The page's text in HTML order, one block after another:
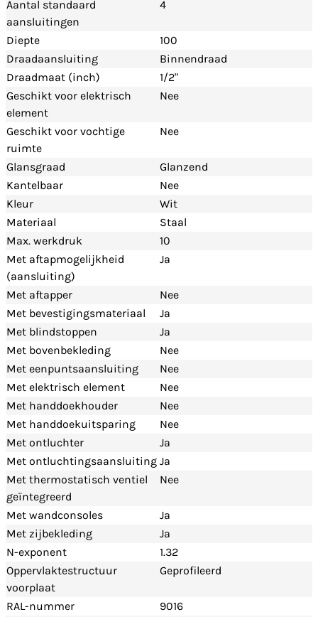
Aantal standaard
aansluitingen
4
Diepte
100
Draadaansluiting
Binnendraad
Draadmaat (inch)
1/2"
Geschikt voor elektrisch
element
Nee
Geschikt voor vochtige
ruimte
Nee
Glansgraad
Glanzend
Kantelbaar
Nee
Kleur
Wit
Materiaal
Staal
Max. werkdruk
10
Met aftapmogelijkheid
(aansluiting)
Ja
Met aftapper
Nee
Met bevestigingsmateriaal
Ja
Met blindstoppen
Ja
Met bovenbekleding
Nee
Met eenpuntsaansluiting
Nee
Met elektrisch element
Nee
Met handdoekhouder
Nee
Met handdoekuitsparing
Nee
Met ontluchter
Ja
Met ontluchtingsaansluiting Ja
Met thermostatisch ventiel
geïntegreerd
Nee
Met wandconsoles
Ja
Met zijbekleding
Ja
N-exponent
1.32
Oppervlaktestructuur
voorplaat
Geprofileerd
RAL-nummer
9016